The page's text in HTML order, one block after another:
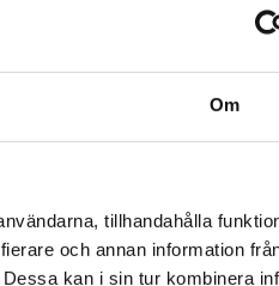
Om
tillhandahålla
och annan information
kan i sin tur kombinera
close